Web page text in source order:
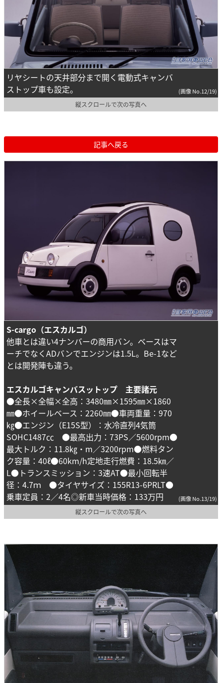
リヤシートの天井部分まで開く電動式キャンバ
ストップ車も設定。
(画像 No.12/19)
縦スクロールで次の写真へ
記事へ戻る
S-cargo（エスカルゴ）
他車とは違い4ナンバーの商用バン。ベースはマ
ーチでなくADバンでエンジンは1.5L。Be-1など
とは開発陣も違う。
エスカルゴキャンバスットップ 主要諸元
●全長×全幅×全高：3480㎜×1595㎜×1860
㎜●ホイールベース：2260㎜●車両重量：970
㎏●エンジン（E15S型）：水冷直列4気筒
SOHC1487㏄ ●最高出力：73PS／5600rpm●
最大トルク：11.8㎏・m／3200rpm●燃料タン
ク容量：40ℓ●60km/h定地走行燃費：18.5㎞／
L●トランスミッション：3速AT●最小回転半
径：4.7ｍ ●タイヤサイズ：155R13-6PRLT●
乗車定員：2／4名◎新車当時価格：133万円
(画像 No.13/19)
縦スクロールで次の写真へ